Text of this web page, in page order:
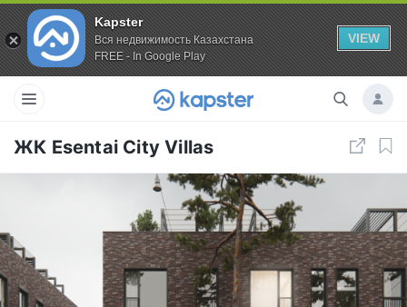
Kapster
Вся недвижимость Казахстана
FREE - In Google Play
VIEW
ЖК Esentai City Villas